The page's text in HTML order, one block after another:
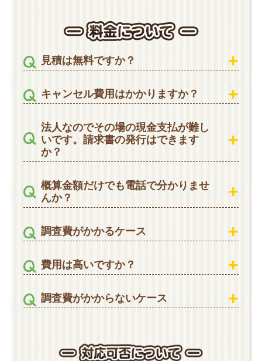
見積は無料ですか？
キャンセル費用はかかりますか？
法人なのでその場の現金支払が難し
いです。請求書の発行はできます
か？
概算金額だけでも電話で分かりませ
んか？
調査費がかかるケース
費用は高いですか？
調査費がかからないケース